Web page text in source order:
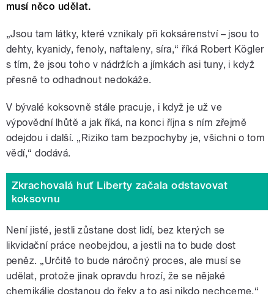
musí něco udělat.
„Jsou tam látky, které vznikaly při koksárenství – jsou to
dehty, kyanidy, fenoly, naftaleny, síra,“ říká Robert Kögler
s tím, že jsou toho v nádržích a jímkách asi tuny, i když
přesně to odhadnout nedokáže.
V bývalé koksovně stále pracuje, i když je už ve
výpovědní lhůtě a jak říká, na konci října s ním zřejmě
odejdou i další. „Riziko tam bezpochyby je, všichni o tom
vědí,“ dodává.
Zkrachovalá huť Liberty začala odstavovat
koksovnu
Není jisté, jestli zůstane dost lidí, bez kterých se
likvidační práce neobejdou, a jestli na to bude dost
peněz. „Určitě to bude náročný proces, ale musí se
udělat, protože jinak opravdu hrozí, že se nějaké
chemikálie dostanou do řeky a to asi nikdo nechceme,“